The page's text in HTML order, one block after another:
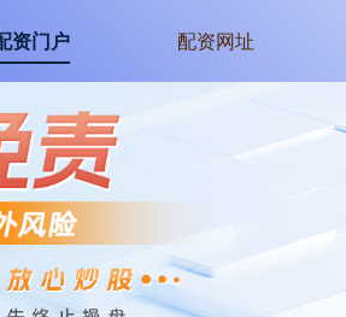
资门户 配资网址